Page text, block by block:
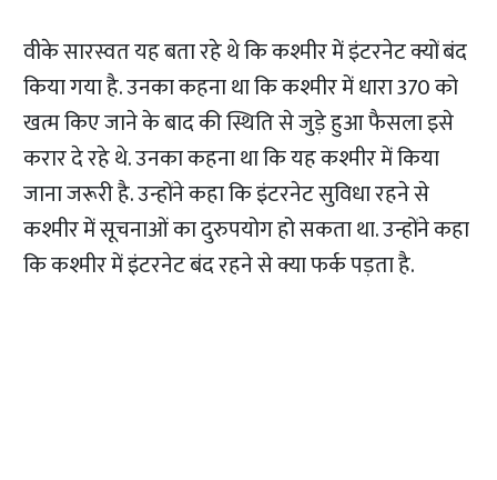
वीके सारस्वत यह बता रहे थे कि कश्मीर में इंटरनेट क्यों बंद
किया गया है. उनका कहना था कि कश्मीर में धारा 370 को
खत्म किए जाने के बाद की स्थिति से जुड़े हुआ फैसला इसे
करार दे रहे थे. उनका कहना था कि यह कश्मीर में किया
जाना जरूरी है. उन्होंने कहा कि इंटरनेट सुविधा रहने से
कश्मीर में सूचनाओं का दुरुपयोग हो सकता था. उन्होंने कहा
कि कश्मीर में इंटरनेट बंद रहने से क्या फर्क पड़ता है.